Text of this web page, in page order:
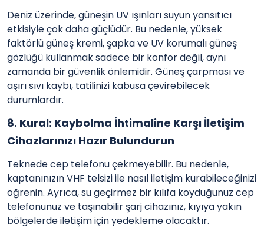
Deniz üzerinde, güneşin UV ışınları suyun yansıtıcı
etkisiyle çok daha güçlüdür. Bu nedenle, yüksek
faktörlü güneş kremi, şapka ve UV korumalı güneş
gözlüğü kullanmak sadece bir konfor değil, aynı
zamanda bir güvenlik önlemidir. Güneş çarpması ve
aşırı sıvı kaybı, tatilinizi kabusa çevirebilecek
durumlardır.
8. Kural: Kaybolma İhtimaline Karşı İletişim
Cihazlarınızı Hazır Bulundurun
Teknede cep telefonu çekmeyebilir. Bu nedenle,
kaptanınızın VHF telsizi ile nasıl iletişim kurabileceğinizi
öğrenin. Ayrıca, su geçirmez bir kılıfa koyduğunuz cep
telefonunuz ve taşınabilir şarj cihazınız, kıyıya yakın
bölgelerde iletişim için yedekleme olacaktır.